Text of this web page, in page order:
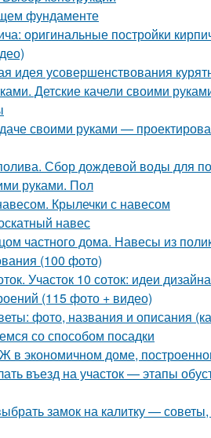
фундаменте
оригинальные постройки
идея усовершенствования
Детские качели своими
своими руками —
Сбор дождевой воды для
руками. Пол
Крылечки с навесом
навес
частного дома. Навесы из
(100 фото)
Участок 10 соток: идеи
(115 фото + видео)
фото, названия и описания
со способом посадки
в экономичном доме,
въезд на участок — этапы
замок на калитку —